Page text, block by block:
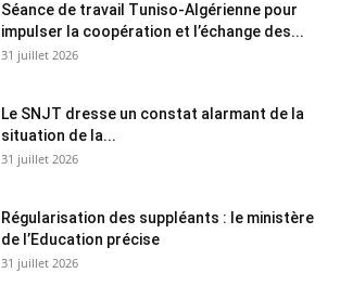
Séance de travail Tuniso-Algérienne pour
impulser la coopération et l’échange des...
31 juillet 2026
Le SNJT dresse un constat alarmant de la
situation de la...
31 juillet 2026
Régularisation des suppléants : le ministère
de l’Education précise
31 juillet 2026